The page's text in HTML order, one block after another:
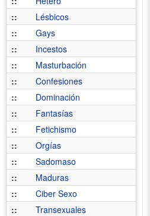
::
Lésbicos
::
Gays
::
Incestos
::
Masturbación
::
Confesiones
::
Dominación
::
Fantasías
::
Fetichismo
::
Orgías
::
Sadomaso
::
Maduras
::
Ciber Sexo
::
Transexuales